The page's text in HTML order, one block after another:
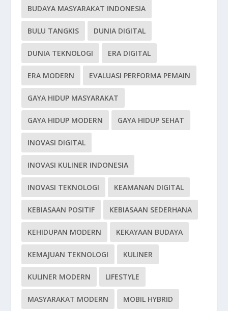
BUDAYA MASYARAKAT INDONESIA
BULU TANGKIS DUNIA DIGITAL
DUNIA TEKNOLOGI ERA DIGITAL
ERA MODERN EVALUASI PERFORMA PEMAIN
GAYA HIDUP MASYARAKAT
GAYA HIDUP MODERN GAYA HIDUP SEHAT
INOVASI DIGITAL
INOVASI KULINER INDONESIA
INOVASI TEKNOLOGI KEAMANAN DIGITAL
KEBIASAAN POSITIF KEBIASAAN SEDERHANA
KEHIDUPAN MODERN KEKAYAAN BUDAYA
KEMAJUAN TEKNOLOGI KULINER
KULINER MODERN LIFESTYLE
MASYARAKAT MODERN MOBIL HYBRID